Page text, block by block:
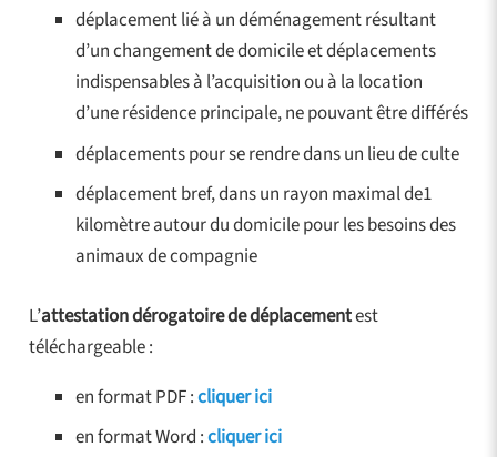
déplacement lié à un déménagement résultant
d’un changement de domicile et déplacements
indispensables à l’acquisition ou à la location
d’une résidence principale, ne pouvant être différés
déplacements pour se rendre dans un lieu de culte
déplacement bref, dans un rayon maximal de1
kilomètre autour du domicile pour les besoins des
animaux de compagnie
L’attestation dérogatoire de déplacementest
téléchargeable :
en format PDF :cliquer ici
en format Word :cliquer ici